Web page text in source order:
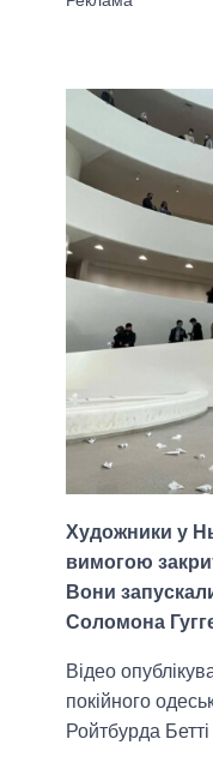
Художники у
вимогою
Вони
Соломона
Відео
покійного
Ройтбурда